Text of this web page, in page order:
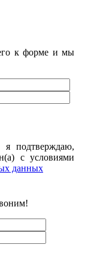
к форме и мы
я подтверждаю,
с условиями
данных